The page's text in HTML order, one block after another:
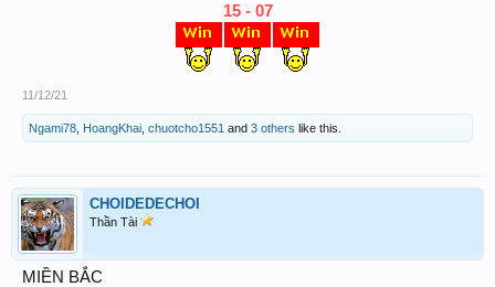
15 - 07
11/12/21
Ngami78 HoangKhai chuotcho1551 and 3 others like this.
CHOIDEDECHOI
Thần Tài
MIỀN BẮC